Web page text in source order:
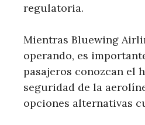
regulatoria.
Mientras Bluewing
operando, es
pasajeros conozcan el
seguridad de la
opciones alternativas